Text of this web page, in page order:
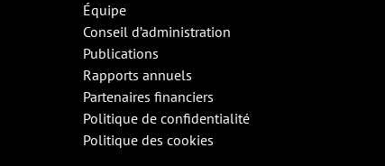
Équipe
Conseil d’administration
Publications
Rapports annuels
Partenaires financiers
Politique de confidentialité
Politique des cookies